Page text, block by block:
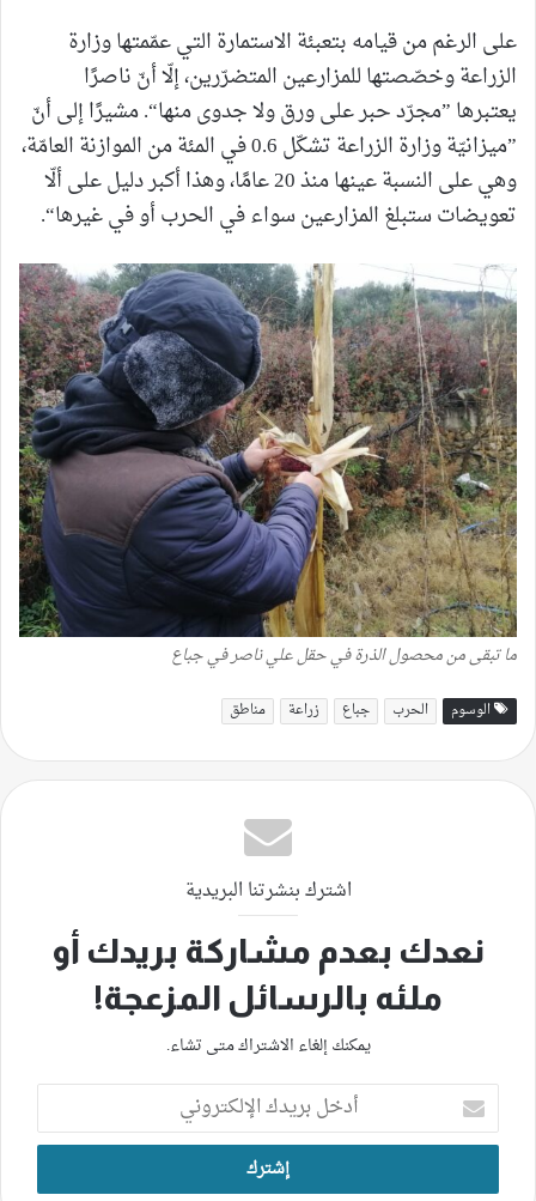
على الرغم من قيامه بتعبئة الاستمارة التي عمّمتها وزارة
الزراعة وخصّصتها للمزارعين المتضرّرين، إلّا أنّ ناصرًا
يعتبرها ”مجرّد حبر على ورق ولا جدوى منها“. مشيرًا إلى أنّ
”ميزانيّة وزارة الزراعة تشكّل 0.6 في المئة من الموازنة العامّة،
وهي على النسبة عينها منذ 20 عامًا، وهذا أكبر دليل على ألّا
تعويضات ستبلغ المزارعين سواء في الحرب أو في غيرها“.
ما تبقى من محصول الذرة في حقل علي ناصر في جباع
الوسوم الحرب جباع زراعة مناطق
اشترك بنشرتنا البريدية
نعدك بعدم مشاركة بريدك أو
ملئه بالرسائل المزعجة!
يمكنك إلغاء الاشتراك متى تشاء.
أدخل
بريدك
الإلكتروني